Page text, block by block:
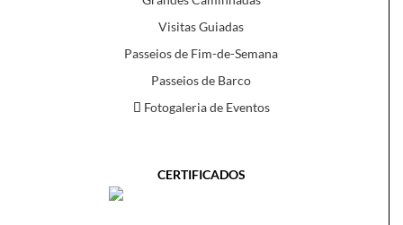
Visitas Guiadas
Passeios de Fim-de-Semana
Passeios de Barco
Fotogaleria de Eventos
CERTIFICADOS